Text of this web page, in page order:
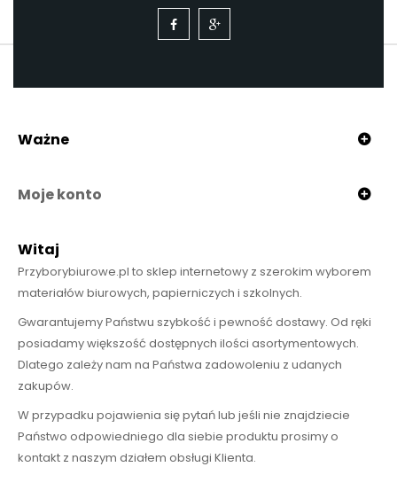
Ważne
Moje konto
Witaj
Przyborybiurowe.pl to sklep internetowy z szerokim wyborem
materiałów biurowych, papierniczych i szkolnych.
Gwarantujemy Państwu szybkość i pewność dostawy. Od ręki
posiadamy większość dostępnych ilości asortymentowych.
Dlatego zależy nam na Państwa zadowoleniu z udanych
zakupów.
W przypadku pojawienia się pytań lub jeśli nie znajdziecie
Państwo odpowiedniego dla siebie produktu prosimy o
kontakt z naszym działem obsługi Klienta.